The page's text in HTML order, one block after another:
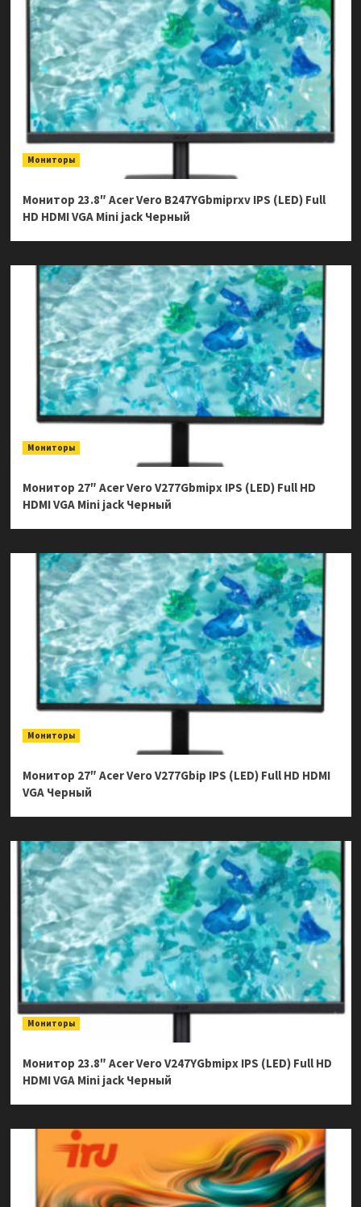
Мониторы
Монитор 23.8″ Acer Vero B247YGbmiprxv IPS (LED) Full
HD HDMI VGA Mini jack Черный
Мониторы
Монитор 27″ Acer Vero V277Gbmipx IPS (LED) Full HD
HDMI VGA Mini jack Черный
Мониторы
Монитор 27″ Acer Vero V277Gbip IPS (LED) Full HD HDMI
VGA Черный
Мониторы
Монитор 23.8″ Acer Vero V247YGbmipx IPS (LED) Full HD
HDMI VGA Mini jack Черный